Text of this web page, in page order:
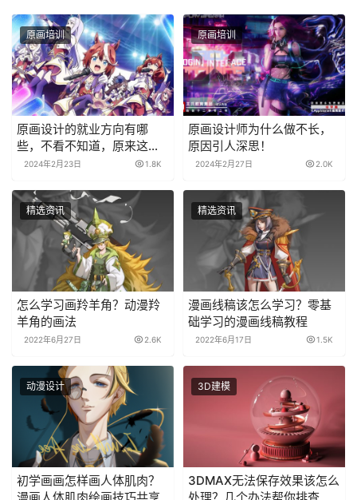
原画培训
原画设计的就业方向有哪
些，不看不知道，原来这么
多！
2024年2月23日 1.8K
原画培训
原画设计师为什么做不长，
原因引人深思！
2024年2月27日 2.0K
精选资讯
怎么学习画羚羊角？动漫羚
羊角的画法
2022年6月27日 2.6K
精选资讯
漫画线稿该怎么学习？零基
础学习的漫画线稿教程
2022年6月17日 1.5K
动漫设计
初学画画怎样画人体肌肉？
3D建模
3DMAX无法保存效果该怎么